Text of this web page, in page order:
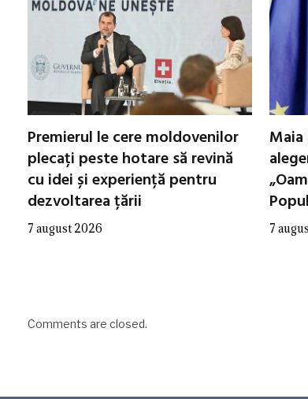
Premierul le cere moldovenilor
plecați peste hotare să revină
cu idei și experiență pentru
dezvoltarea țării
7 august 2026 7
Comments are closed.